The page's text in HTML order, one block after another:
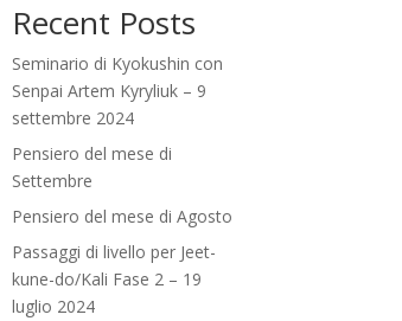
Recent Posts
Seminario di Kyokushin con
Senpai Artem Kyryliuk – 9
settembre 2024
Pensiero del mese di
Settembre
Pensiero del mese di Agosto
Passaggi di livello per Jeet-
kune-do/Kali Fase 2 – 19
luglio 2024